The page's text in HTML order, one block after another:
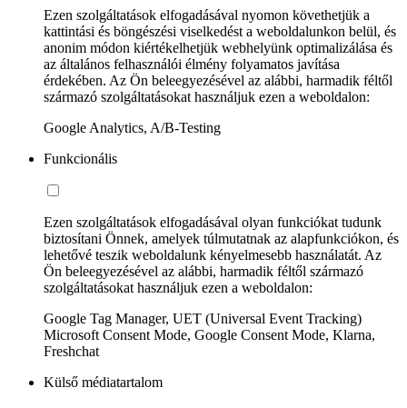
Ezen szolgáltatások elfogadásával nyomon követhetjük a
kattintási és böngészési viselkedést a weboldalunkon belül, és
anonim módon kiértékelhetjük webhelyünk optimalizálása és
az általános felhasználói élmény folyamatos javítása
érdekében. Az Ön beleegyezésével az alábbi, harmadik féltől
származó szolgáltatásokat használjuk ezen a weboldalon:
Google Analytics, A/B-Testing
Funkcionális
Ezen szolgáltatások elfogadásával olyan funkciókat tudunk
biztosítani Önnek, amelyek túlmutatnak az alapfunkciókon, és
lehetővé teszik weboldalunk kényelmesebb használatát. Az
Ön beleegyezésével az alábbi, harmadik féltől származó
szolgáltatásokat használjuk ezen a weboldalon:
Google Tag Manager, UET (Universal Event Tracking)
Microsoft Consent Mode, Google Consent Mode, Klarna,
Freshchat
Külső médiatartalom